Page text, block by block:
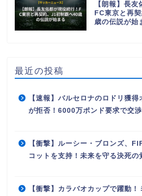
【朗報】長友
FC東京と再
歳の伝説が始
最近の投稿
【速報】バルセロナのロドリ獲得
が拒否！6000万ポンド要求で交
【衝撃】ルーシー・ブロンズ、
コットを支持！未来を守る決死の
【衝撃】カラバオカップで躍動